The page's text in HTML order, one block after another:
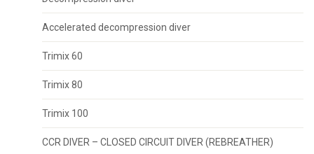
Accelerated decompression diver
Trimix 60
Trimix 80
Trimix 100
CCR DIVER – CLOSED CIRCUIT DIVER (REBREATHER)